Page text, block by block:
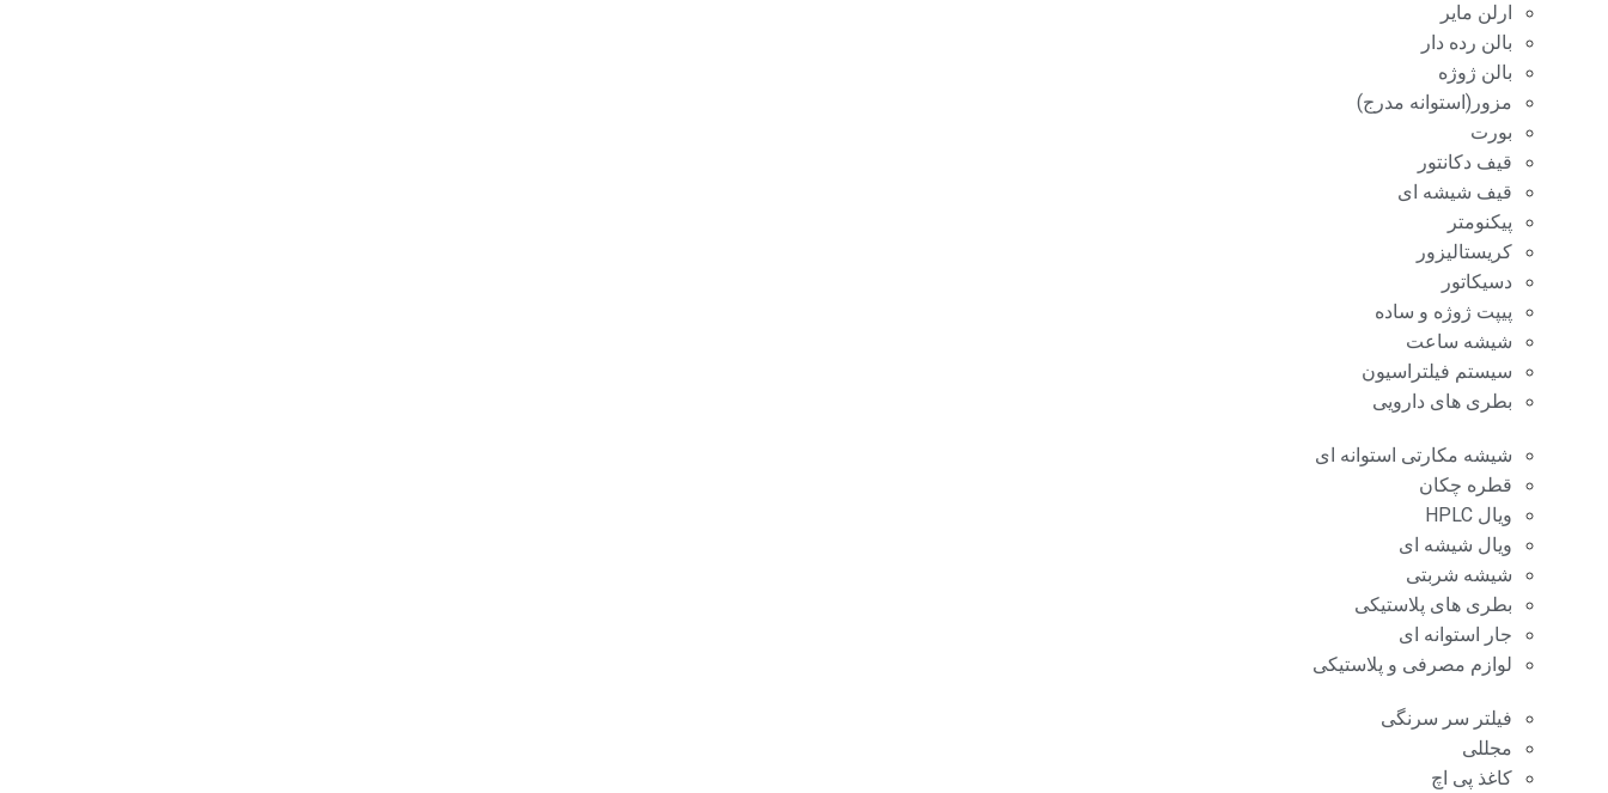
ارلن مایر
بالن رده دار
بالن ژوژه
مزور(استوانه مدرج)
بورت
قیف دکانتور
قیف شیشه ای
پیکنومتر
کریستالیزور
دسیکاتور
پیپت ژوژه و ساده
شیشه ساعت
سیستم فیلتراسیون
بطری های دارویی
شیشه مکارتی استوانه ای
قطره چکان
ویال HPLC
ویال شیشه ای
شیشه شربتی
بطری های پلاستیکی
جار استوانه ای
لوازم مصرفی و پلاستیکی
فیلتر سر سرنگی
مجللی
کاغذ پی اچ